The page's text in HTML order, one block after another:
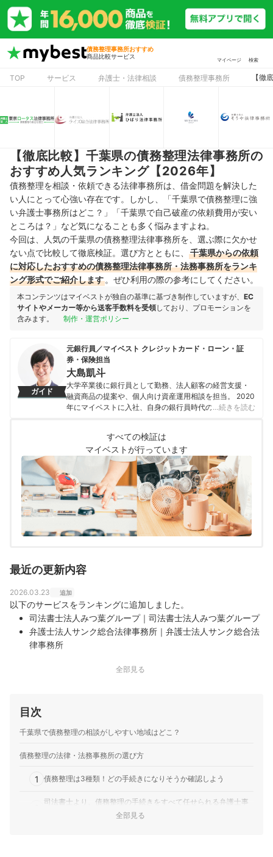
債務整理事務所おすすめ
商品比較サービス
マイページ 検索
TOP サービス 弁護士・法律相談 債務整理事務所 【徹
【徹底比較】千葉県の債務整理法律事務所の
おすすめ人気ランキング【2026年】
債務整理を相談・依頼できる法律事務所は、借金問題を解決した
い人にとって心強い存在です。しかし、「千葉県で債務整理に強
い弁護士事務所はどこ？」「千葉県で自己破産の依頼費用が安い
ところは？」など気になることも多く悩みますよね。
今回は、人気の千葉県の債務整理法律事務所を、選ぶ際に欠かせ
ない点で比較して徹底検証。選び方とともに、
千葉県からの依頼
に対応したおすすめの債務整理法律事務所・法務事務所をランキ
ング形式でご紹介します 。ぜひ利用の際の参考にしてください。
本コンテンツはマイベストが独自の基準に基づき制作していますが、 EC
サイトやメーカー等から送客手数料を受領しており、プロモーションを
含みます。
制作・運営ポリシー
ガイド
元銀行員／マイベスト クレジットカード・ローン・証
券・保険担当
大島凱斗
大学卒業後に銀行員として勤務、法人顧客の経営支援・
融資商品の提案や、個人向け資産運用相談を担当。 2020
年にマイベストに入社、自身の銀行員時代の経験を活か
済を専門に解説コンテンツの制作を統括する。 また、
Yahoo!ファイナンスで借入や投資への疑問や基礎知識に
関する連載も担当している。
大島凱斗のプロフィール
…続きを読む
すべての検証は
マイベストが行っています
最近の更新内容
2026.03.23 追加
以下のサービスをランキングに追加しました。
司法書士法人みつ葉グループ｜司法書士法人みつ葉グループ
弁護士法人サンク総合法律事務所｜弁護士法人サンク総合法
律事務所
全部見る
目次
千葉県で債務整理の相談がしやすい地域はどこ？
債務整理の法律・法務事務所の選び方
1 債務整理は3種類！どの手続きになりそうか確認しよう
司法書士より、債務整理の手続きをすべて任せられる弁護士事
全部見る